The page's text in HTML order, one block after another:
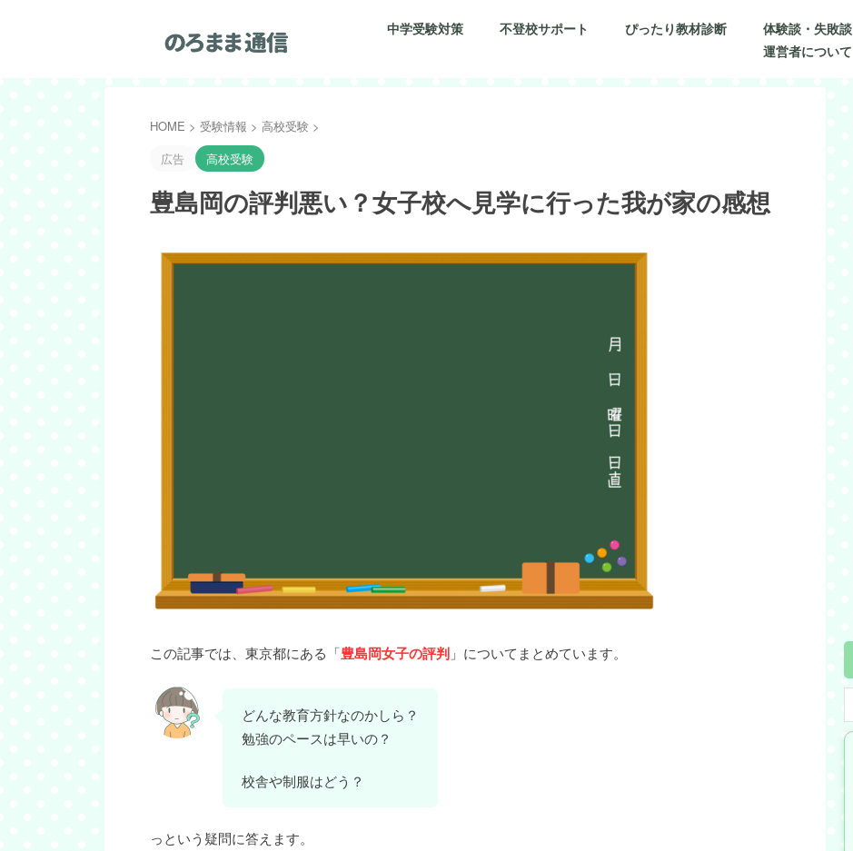
中学受験対策 不登校サポート ぴったり教材診断
体験談・失敗談
運営者について
HOME > 受験情報 > 高校受験 >
広告
高校受験
豊島岡の評判悪い？女子校へ見学に行った我が家の感想
この記事では、東京都にある「豊島岡女子の評判 」についてまとめています。
どんな教育方針なのかしら？
勉強のペースは早いの？
校舎や制服はどう？
っという疑問に答えます。